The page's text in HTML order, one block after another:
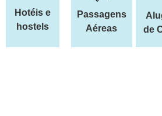
Hotéis e
hostels
Passagens
Aéreas
de